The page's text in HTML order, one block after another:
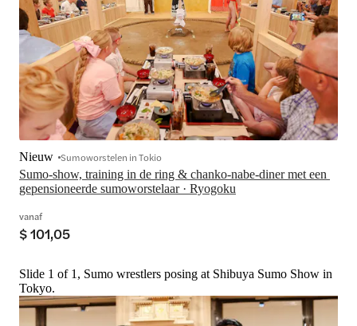
Sumo-show, training in de ring & chanko-nabe-diner met een
gepensioneerde sumoworstelaar · Ryogoku
Nieuw Sumoworstelen in Tokio
vanaf
$ 101,05
Slide 1 of 1, Sumo wrestlers posing at Shibuya Sumo Show in
Tokyo.